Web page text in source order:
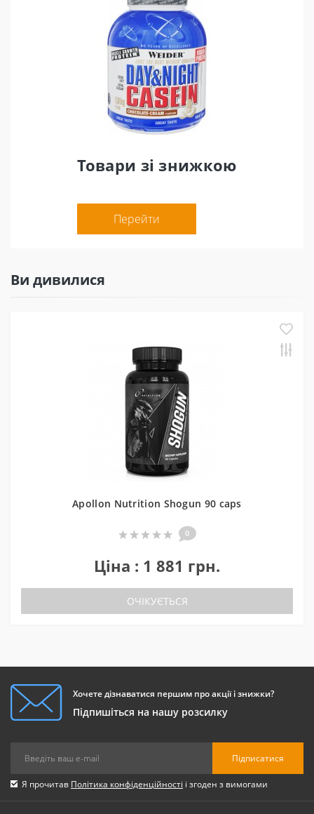
Товари зі знижкою
Перейти
Ви дивилися
Apollon Nutrition Shogun 90 caps
0
Ціна : 1 881 грн.
ОЧІКУЄТЬСЯ
Хочете дізнаватися першим про акції і знижки?
Підпишіться на нашу розсилку
Підписатися
Я прочитав Політика конфіденційності і згоден з вимогами